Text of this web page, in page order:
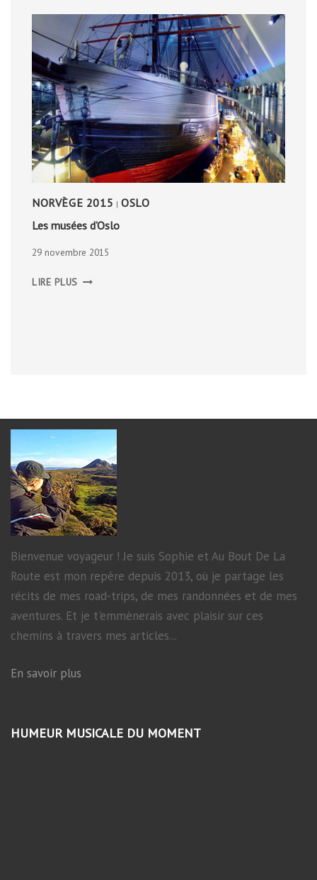
NORVÈGE 2015 | OSLO
Les musées d’Oslo
29 novembre 2015
LIRE PLUS MUSÉES
Bienvenue voyageur ! Je suis Sophie et Au Bout De La
Route est mon repère depuis 2013, où je partage les
récits de mes road-trips, de mes randonnées et de mes
aventures. Et je t'emmènerais avec plaisir sur ces
chemins à travers mes articles...
En savoir plus
HUMEUR MUSICALE DU MOMENT